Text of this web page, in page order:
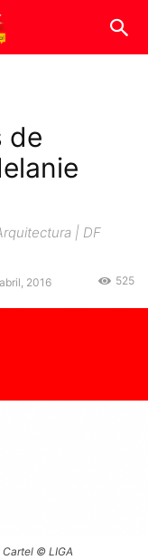
de
| DF
2016 525
Cartel © LIGA